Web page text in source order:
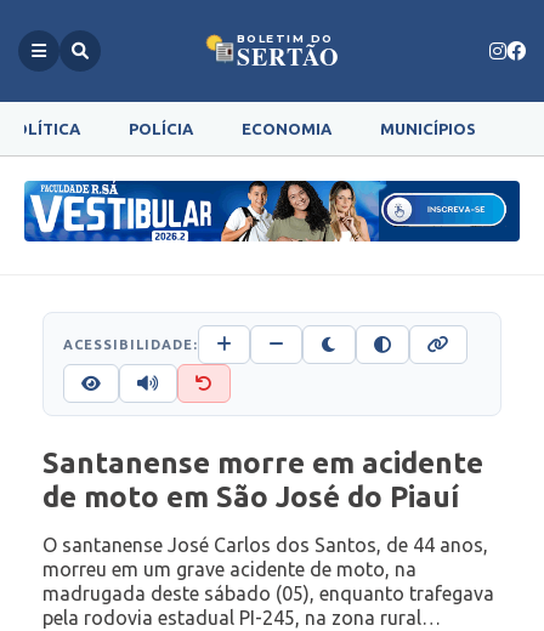
BOLETIM DO
SERTÃO
POLÍTICA POLÍCIA ECONOMIA MUNICÍPIOS
ACESSIBILIDADE:
Santanense morre em acidente
de moto em São José do Piauí
O santanense José Carlos dos Santos, de 44 anos,
morreu em um grave acidente de moto, na
madrugada deste sábado (05), enquanto trafegava
pela rodovia estadual PI-245, na zona rural…